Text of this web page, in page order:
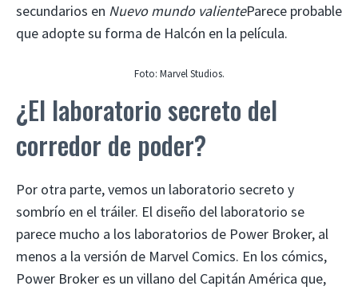
secundarios en Nuevo mundo valienteParece probable
que adopte su forma de Halcón en la película.
Foto: Marvel Studios.
¿El laboratorio secreto del
corredor de poder?
Por otra parte, vemos un laboratorio secreto y
sombrío en el tráiler. El diseño del laboratorio se
parece mucho a los laboratorios de Power Broker, al
menos a la versión de Marvel Comics. En los cómics,
Power Broker es un villano del Capitán América que,